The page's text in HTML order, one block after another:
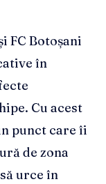
FC Botoșani
în
Cu acest
punct care îi
de zona
urce în